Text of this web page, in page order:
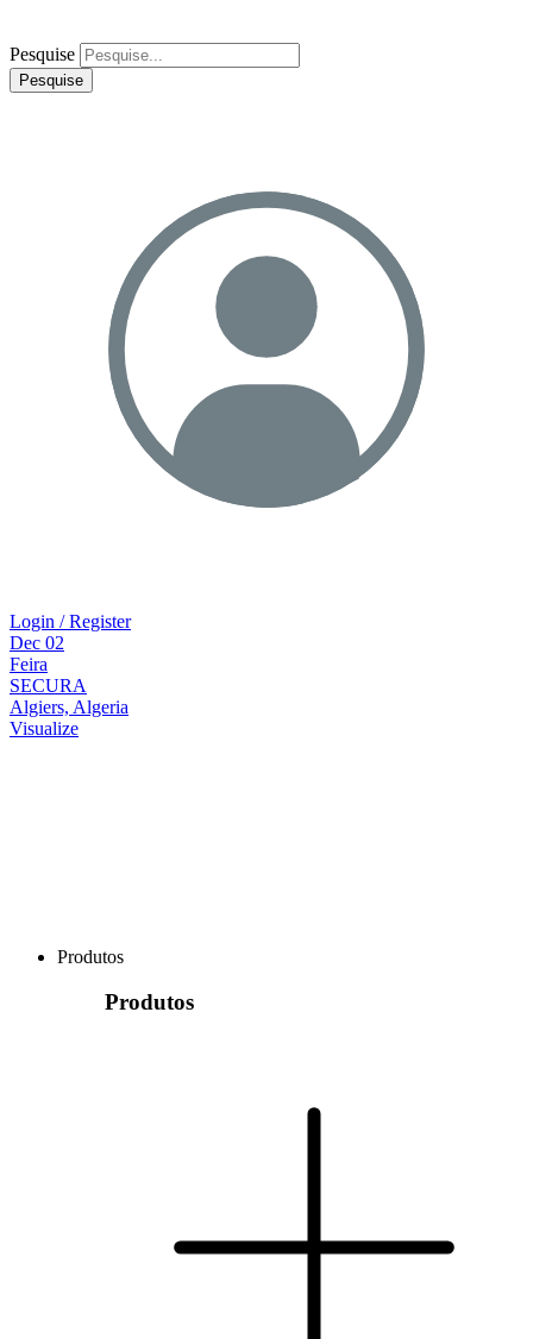
Pesquise
Pesquise
Login / Register
Dec 02
Feira
SECURA
Algiers, Algeria
Visualize
Produtos
Produtos